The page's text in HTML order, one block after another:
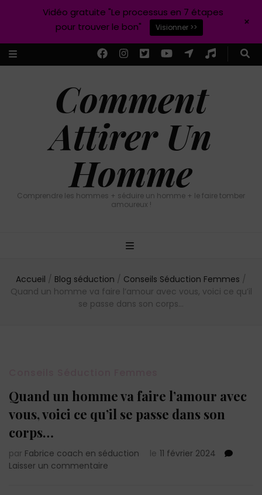
Comment
Attirer Un
Homme
Comprendre les hommes + séduire un homme + le faire tomber
amoureux !
Accueil / Blog séduction / Conseils Séduction Femmes /
Quand un homme va faire l’amour avec vous, voici ce qu’il
se passe dans son corps…
Quand un homme va faire l’amour avec
vous, voici ce qu’il se passe dans son
corps…
par Fabrice coach en séduction le 11 février 2024
Laisser un commentaire
Vidéo gratuite "Le processus en 7 étapes
pour trouver le bon"
Visionner >> +